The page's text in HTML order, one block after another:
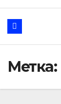
Метка: